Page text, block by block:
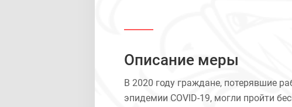
Описание меры
В 2020 году граждане, потерявшие
эпидемии COVID-19, могли пройти